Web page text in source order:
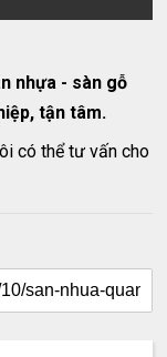
nhựa - sàn gỗ
tận tâm.
có thể tư vấn cho